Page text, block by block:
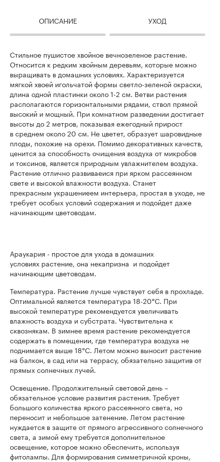
ОПИСАНИЕ УХОД
Стильное пушистое хвойное вечнозеленое растение.
Относится к редким хвойным деревьям, которые можно
выращивать в домашних условиях. Характеризуется
мягкой хвоей игольчатой формы светло-зеленой окраски,
длина одной пластинки около 1-2 см. Ветви растения
располагаются горизонтальными рядами, ствол прямой
высокий и мощный. При комнатном разведении достигает
высоты до 2 метров, показывая ежегодный прирост
в среднем около 20 см. Не цветет, образует шаровидные
плоды, похожие на орехи. Помимо декоративных качеств,
ценится за способность очищения воздуха от микробов
и токсинов, является природным увлажнителем воздуха.
Растение отлично развиваеися при ярком рассеянном
свете и высокой влажности воздуха. Станет
прекрасным украшениеем интерьера, простая в уходе, не
требует особых условий содержания и подойдет даже
начинающим цветоводам.
Араукария - простое для ухода в домашних
условиях растение, она некапризна и подойдет
начинающим цветоводам.
Температура. Растение лучше чувствует себя в прохладе.
Оптимальной является температура 18-20°С. При
высокой температуре рекомендуется увеличивать
влажность воздуха и субстрата. Чувствительна к
сквознякам. В зимнее время растение рекомендуется
содержать в помещении, где температура воздуха не
поднимается выше 18°С. Летом можно выносит растение
на балкон, в сад или на террасу, обязательно защитив от
прямых солнечных лучей.
Освещение. Продолжительный световой день –
обязательное условие развития растения. Требует
большого количества яркого рассеянного света, но
переносит и небольшое затенение. Летом растение
нуждается в защите от прямого агрессивного солнечного
света, а зимой ему требуется дополнительное
освещение, которое можно обеспечить, используя
фитолампы. Для формирования симметричной кроны,